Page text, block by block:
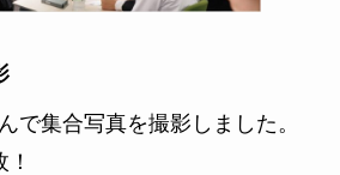
で集合写真を撮影しました。